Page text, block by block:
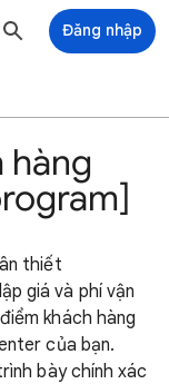
Đăng nhập
hàng
thiết
giá và phí vận
khách hàng
của bạn.
bày chính xác